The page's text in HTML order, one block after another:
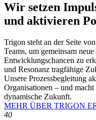
Wir setzen
und aktivieren
Trigon steht an der Seite
Teams, um gemeinsam
Entwicklungschancen zu
und Resonanz tragfähige
Unsere Prozessbegleitung
Organisationen – und
dynamische Zukunft.
MEHR ÜBER TRIGON
40